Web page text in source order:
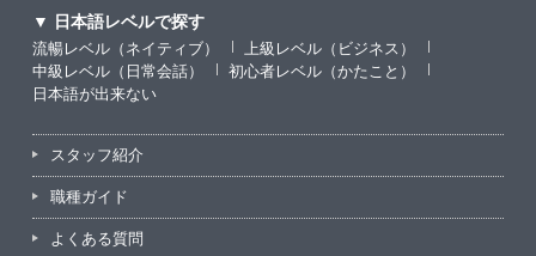
▼ 日本語レベルで探す
流暢レベル（ネイティブ）
上級レベル（ビジネス）
中級レベル（日常会話）
初心者レベル（かたこと）
日本語が出来ない
スタッフ紹介
職種ガイド
よくある質問